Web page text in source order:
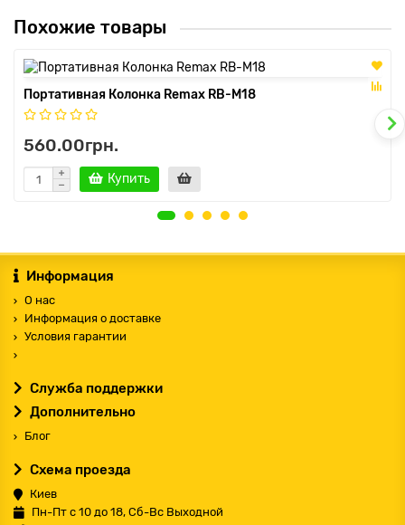
Похожие товары
Портативная Колонка Remax RB-M18
560.00грн.
Купить
Информация
О нас
Информация о доставке
Условия гарантии
Служба поддержки
Дополнительно
Блог
Схема проезда
Киев
Пн-Пт с 10 до 18, Сб-Вс Выходной